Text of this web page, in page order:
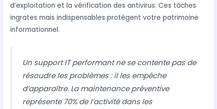
d’exploitation et la vérification des antivirus. Ces tâches
ingrates mais indispensables protègent votre patrimoine
informationnel.
Un support IT performant ne se contente pas de
résoudre les problèmes : il les empêche
d’apparaître. La maintenance préventive
représente 70% de l’activité dans les